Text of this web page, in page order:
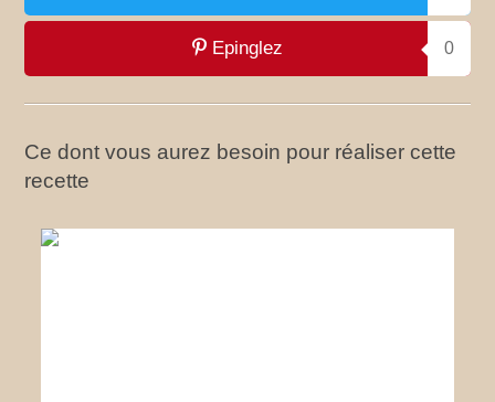
Epinglez 0
Ce dont vous aurez besoin pour réaliser cette
recette